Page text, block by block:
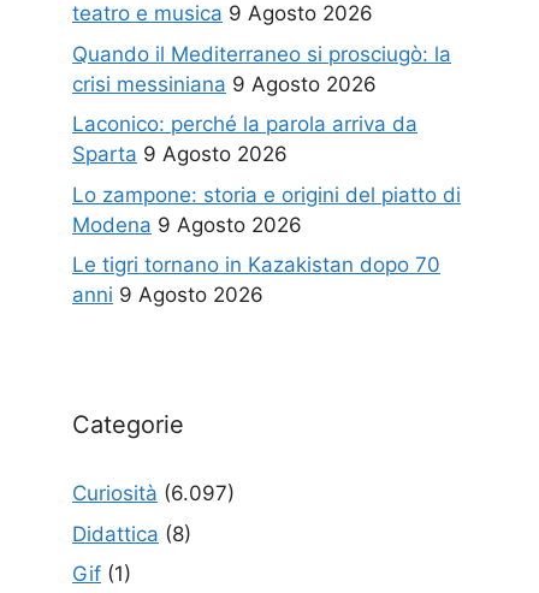
teatro e musica 9 Agosto 2026
Quando il Mediterraneo si prosciugò: la
crisi messiniana 9 Agosto 2026
Laconico: perché la parola arriva da
Sparta 9 Agosto 2026
Lo zampone: storia e origini del piatto di
Modena 9 Agosto 2026
Le tigri tornano in Kazakistan dopo 70
anni 9 Agosto 2026
Categorie
Curiosità (6.097)
Didattica (8)
Gif (1)